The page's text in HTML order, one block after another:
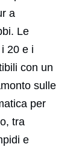
a
Le
20 e i
con un
sulle
per
tra
e